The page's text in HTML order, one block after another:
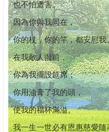
也不怕遭害。
因為你與我同在，
你的杖，你的竿，都安慰我
在我敵人面前，
你為我擺設筵席；
你用油膏了我的頭，
使我的福杯滿溢。
我一生一世必有恩惠慈愛隨